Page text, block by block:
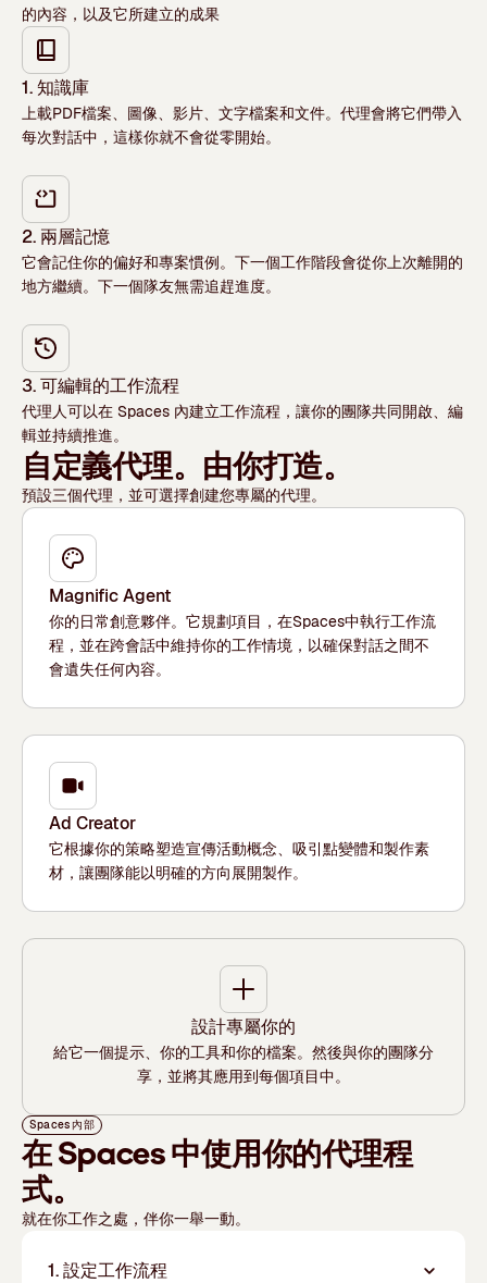
的內容，以及它所建立的成果
1. 知識庫
上載PDF檔案、圖像、影片、文字檔案和文件。代理會將它們帶入
每次對話中，這樣你就不會從零開始。
2. 兩層記憶
它會記住你的偏好和專案慣例。下一個工作階段會從你上次離開的
地方繼續。下一個隊友無需追趕進度。
3. 可編輯的工作流程
代理人可以在 Spaces 內建立工作流程，讓你的團隊共同開啟、編
輯並持續推進。
自定義代理。由你打造。
預設三個代理，並可選擇創建您專屬的代理。
Magnific Agent
你的日常創意夥伴。它規劃項目，在Spaces中執行工作流
程，並在跨會話中維持你的工作情境，以確保對話之間不
會遺失任何內容。
Ad Creator
它根據你的策略塑造宣傳活動概念、吸引點變體和製作素
材，讓團隊能以明確的方向展開製作。
設計專屬你的
給它一個提示、你的工具和你的檔案。然後與你的團隊分
享，並將其應用到每個項目中。
Spaces 內部
在 Spaces 中使用你的代理程
式。
就在你工作之處，伴你一舉一動。
1. 設定工作流程